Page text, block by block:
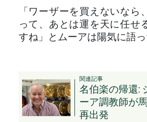
「ワーザーを買えないなら
って、あとは運を天に任せ
すね」とムーアは陽気に語っ
関連記事
名伯楽の帰還:
ーア調教師が
再出発